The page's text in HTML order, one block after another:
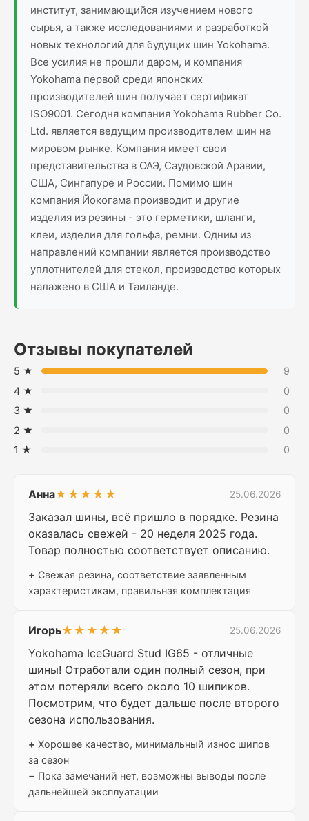
институт, занимающийся изучением нового
сырья, а также исследованиями и разработкой
новых технологий для будущих шин Yokohama.
Все усилия не прошли даром, и компания
Yokohama первой среди японских
производителей шин получает сертификат
ISO9001. Сегодня компания Yokohama Rubber Co.
Ltd. является ведущим производителем шин на
мировом рынке. Компания имеет свои
представительства в ОАЭ, Саудовской Аравии,
США, Сингапуре и России. Помимо шин
компания Йокогама производит и другие
изделия из резины - это герметики, шланги,
клеи, изделия для гольфа, ремни. Одним из
направлений компании является производство
уплотнителей для стекол, производство которых
налажено в США и Таиланде.
Отзывы покупателей
5 ★
9
4 ★
0
3 ★
0
2 ★
0
1 ★
0
Анна★★★★★ 25.06.2026
Заказал шины, всё пришло в порядке. Резина
оказалась свежей - 20 неделя 2025 года.
Товар полностью соответствует описанию.
+ Свежая резина, соответствие заявленным
характеристикам, правильная комплектация
Игорь★★★★★ 25.06.2026
Yokohama IceGuard Stud IG65 - отличные
шины! Отработали один полный сезон, при
этом потеряли всего около 10 шипиков.
Посмотрим, что будет дальше после второго
сезона использования.
+ Хорошее качество, минимальный износ шипов
за сезон
− Пока замечаний нет, возможны выводы после
дальнейшей эксплуатации